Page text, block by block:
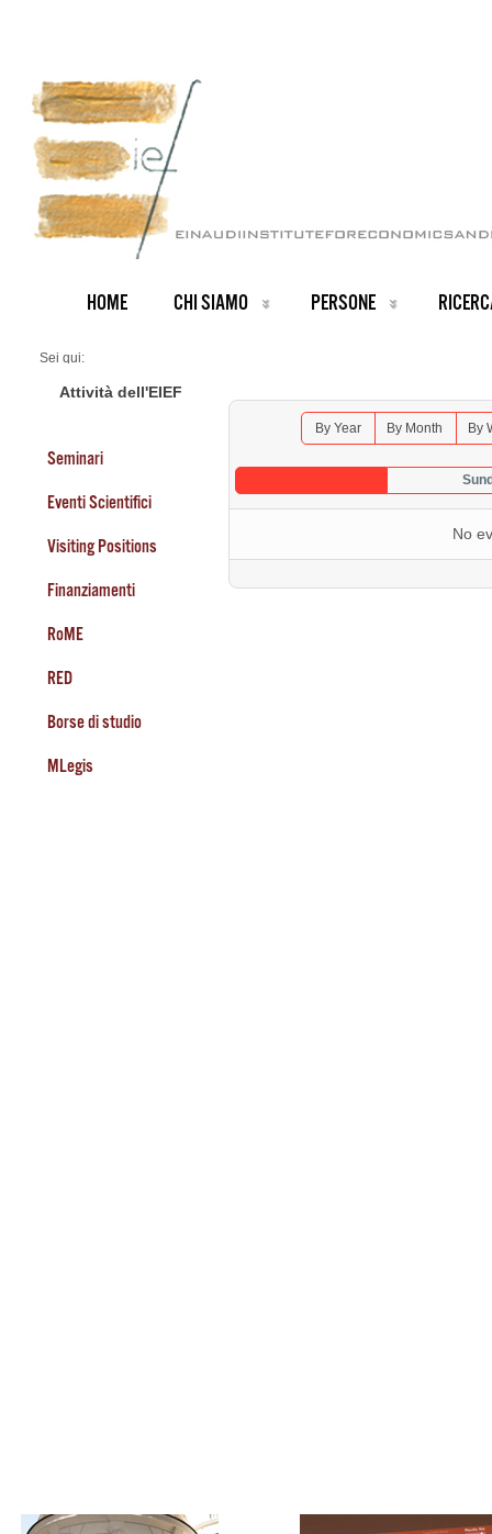
HOME CHI SIAMO PERSONE
Sei qui:
Seminars 2026
Attività dell'EIEF
Seminari
Eventi Scientifici
Visiting Positions
Finanziamenti
RoME
RED
Borse di studio
MLegis
By Year By Month By
No